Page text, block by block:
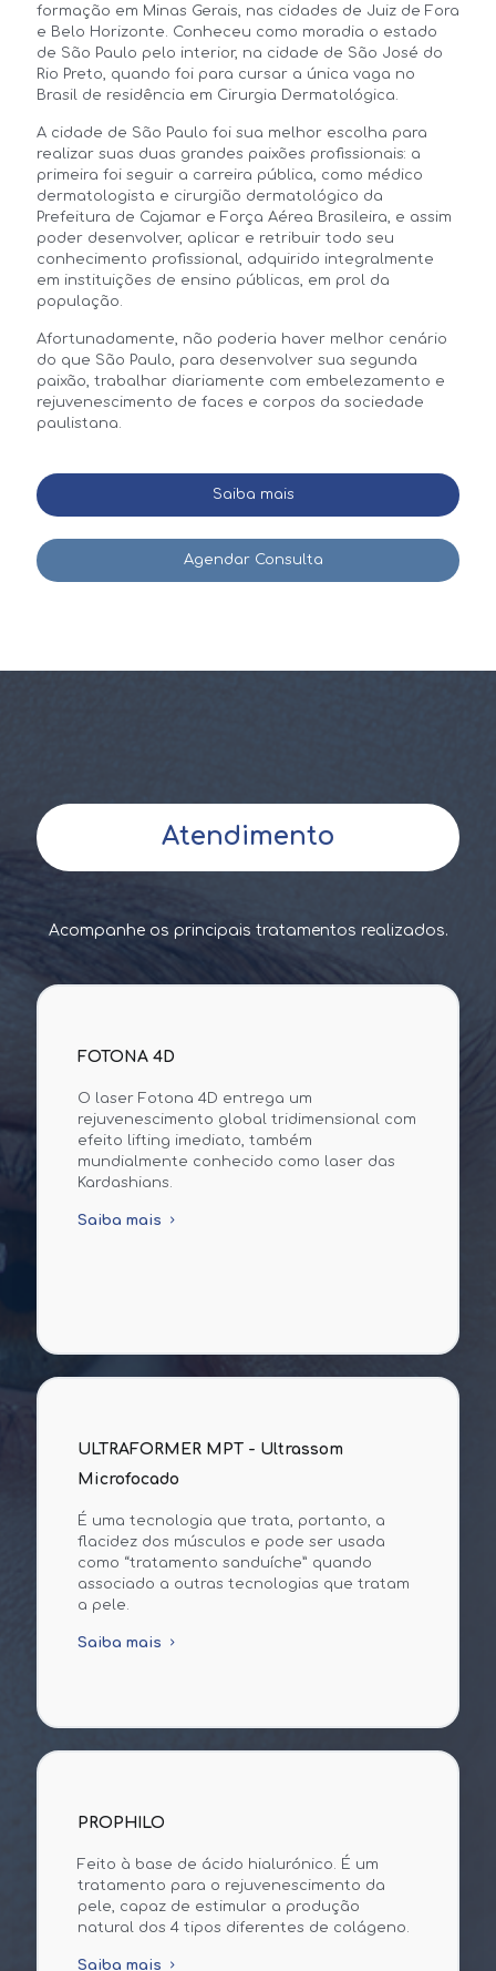
José do Rio Preto (Famerp), sendo um dos
poucos médicos no Brasil que possui Título
de Especialista emitido pelo CRM na área
de Cirurgia Dermatológica.
Barradas possui 10 anos de atuação como
servidor público, sempre como Médico
Dermatologista. Ingressou em primeiro
lugar nacional na Marinha do Brasil em
2014, posteriormente, também em primeiro
lugar na Força Aérea Brasileira, também
como dermatologista militar, para
trabalhar no Hospital de Força Aérea de
respectivos hospitais por 8 anos.
A cidade de São Paulo foi sua melhor
escolha para realizar suas duas grandes
dermatológico concursado das Prefeituras
das cidades de Cajamar-SP e Osasco-SP -
desenvolver, aplicar e retribuir todo seu
conhecimento profissional, adquirido
melhor cenário do que São Paulo, para
Saiba mais
formação em Minas Gerais, nas cidades de Juiz de Fora
e Belo Horizonte. Conheceu como moradia o estado
de São Paulo pelo interior, na cidade de São José do
Rio Preto, quando foi para cursar a única vaga no
Brasil de residência em Cirurgia Dermatológica.
A cidade de São Paulo foi sua melhor escolha para
realizar suas duas grandes paixões profissionais: a
primeira foi seguir a carreira pública, como médico
dermatologista e cirurgião dermatológico da
Prefeitura de Cajamar e Força Aérea Brasileira, e assim
poder desenvolver, aplicar e retribuir todo seu
conhecimento profissional, adquirido integralmente
em instituições de ensino públicas, em prol da
população.
Afortunadamente, não poderia haver melhor cenário
do que São Paulo, para desenvolver sua segunda
paixão, trabalhar diariamente com embelezamento e
rejuvenescimento de faces e corpos da sociedade
paulistana.
Saiba mais
Agendar Consulta
Atendimento
Acompanhe os principais tratamentos realizados.
FOTONA 4D
O laser Fotona 4D entrega um
rejuvenescimento global tridimensional com
efeito lifting imediato, também
mundialmente conhecido como laser das
Kardashians.
Saiba mais
ULTRAFORMER MPT - Ultrassom
Microfocado
É uma tecnologia que trata, portanto, a
flacidez dos músculos e pode ser usada
como “tratamento sanduíche” quando
associado a outras tecnologias que tratam
a pele.
Saiba mais
PROPHILO
Feito à base de ácido hialurónico. É um
tratamento para o rejuvenescimento da
pele, capaz de estimular a produção
natural dos 4 tipos diferentes de colágeno.
Saiba mais